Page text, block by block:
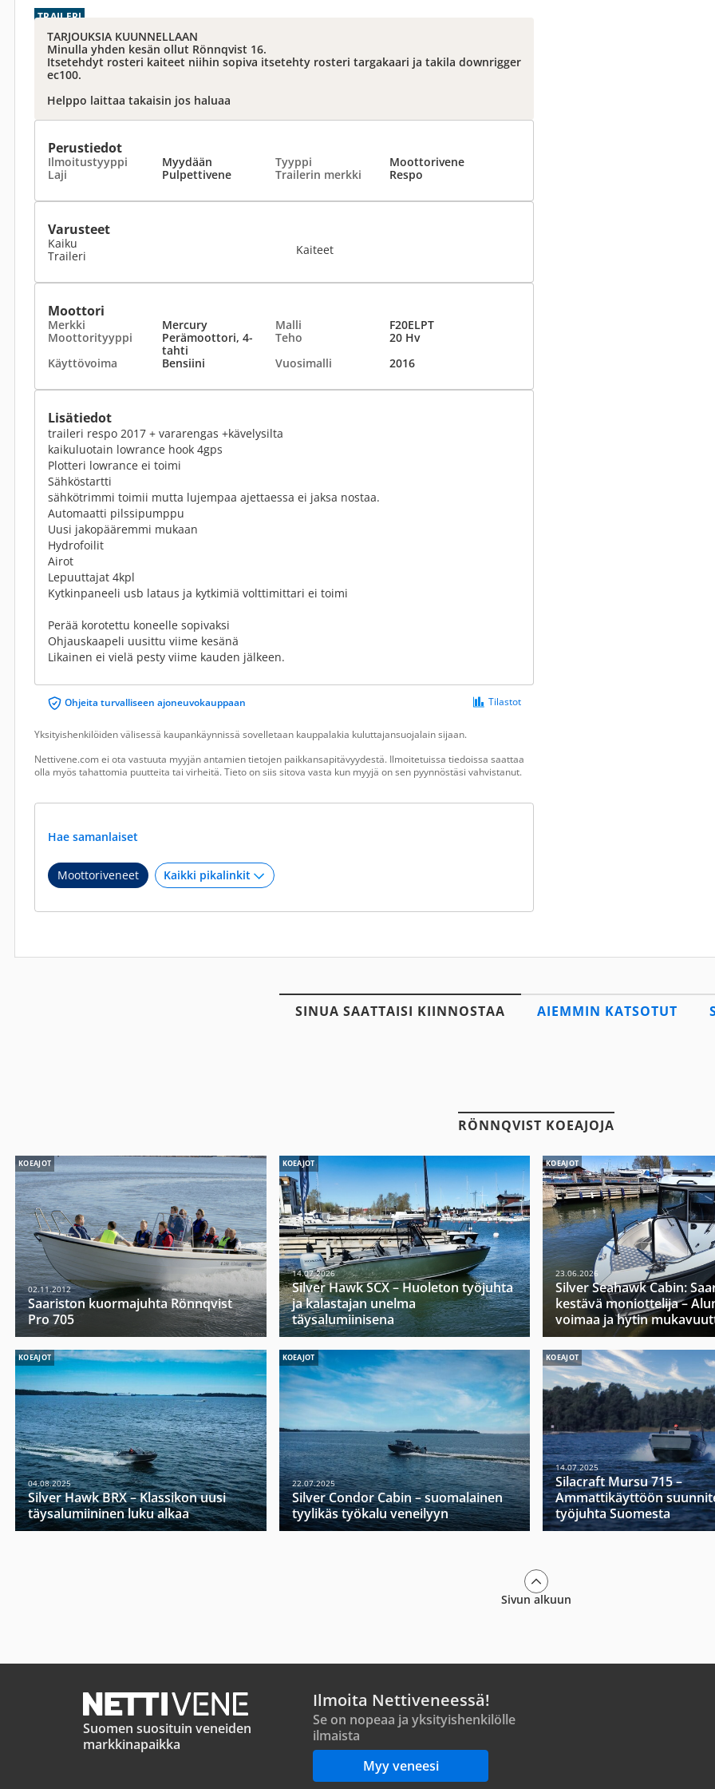
TRAILERI
TARJOUKSIA KUUNNELLAAN
Minulla yhden kesän ollut Rönnqvist 16.
Itsetehdyt rosteri kaiteet niihin sopiva itsetehty rosteri targakaari ja takila downrigger
ec100.
Helppo laittaa takaisin jos haluaa
Perustiedot
Ilmoitustyyppi Myydään Tyyppi
Moottorivene
Laji
Pulpettivene Trailerin merkki Respo
Varusteet
Kaiku
Traileri
Kaiteet
Moottori
Merkki Mercury Malli
F20ELPT
Moottorityyppi
Perämoottori, 4-
tahti
Teho
20 Hv
Käyttövoima
Bensiini Vuosimalli 2016
Lisätiedot
traileri respo 2017 + vararengas +kävelysilta
kaikuluotain lowrance hook 4gps
Plotteri lowrance ei toimi
Sähköstartti
sähkötrimmi toimii mutta lujempaa ajettaessa ei jaksa nostaa.
Automaatti pilssipumppu
Uusi jakopääremmi mukaan
Hydrofoilit
Airot
Lepuuttajat 4kpl
Kytkinpaneeli usb lataus ja kytkimiä volttimittari ei toimi
Perää korotettu koneelle sopivaksi
Ohjauskaapeli uusittu viime kesänä
Likainen ei vielä pesty viime kauden jälkeen.
Ohjeita turvalliseen ajoneuvokauppaan Tilastot
Yksityishenkilöiden välisessä kaupankäynnissä sovelletaan kauppalakia kuluttajansuojalain sijaan.
Nettivene.com ei ota vastuuta myyjän antamien tietojen paikkansapitävyydestä. Ilmoitetuissa tiedoissa saattaa
olla myös tahattomia puutteita tai virheitä. Tieto on siis sitova vasta kun myyjä on sen pyynnöstäsi vahvistanut.
Hae samanlaiset
Moottoriveneet
SINUA SAATTAISI KIINNOSTAA AIEMMIN KATSOTUT
RÖNNQVIST KOEAJOJA
KOEAJOT
02.11.2012
Saariston kuormajuhta Rönnqvist
Pro 705
KOEAJOT
14.07.2026
Silver Hawk SCX – Huoleton työjuhta
ja kalastajan unelma
täysalumiinisena
KOEAJOT
23.06.2026
Silver Seahawk Cabin:
kestävä moniottelija –
voimaa ja hytin
KOEAJOT
04.08.2025
Silver Hawk BRX – Klassikon uusi
täysalumiininen luku alkaa
KOEAJOT
22.07.2025
Silver Condor Cabin – suomalainen
tyylikäs työkalu veneilyyn
KOEAJOT
14.07.2025
Silacraft Mursu 715 –
Ammattikäyttöön
työjuhta Suomesta
Sivun alkuun
Suomen suosituin veneiden
markkinapaikka
Ilmoita Nettiveneessä!
Se on nopeaa ja yksityishenkilölle
ilmaista
Myy veneesi